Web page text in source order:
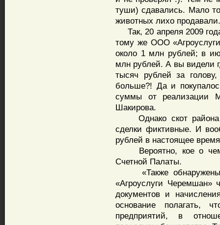
туши) сдавались. Мало
животных лихо продавали.
Так, 20 апреля 2009
тому же ООО
около 1 млн рублей; в
млн рублей. А вы видели
тысяч рублей за
больше?! Да и
суммы от реализации
Шакирова.
Однако скот района
сделки фиктивные. И
рублей в настоящее
Вероятно, кое о чем
Счетной Палаты.
«Также обнаружены
«Агроуслуги
документов и
основание полагать,
предприятий, в